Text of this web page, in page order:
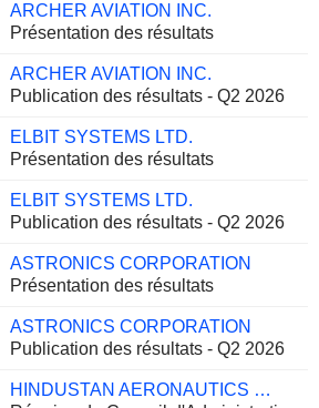
ARCHER AVIATION INC.
Présentation des résultats
ARCHER AVIATION INC.
Publication des résultats - Q2 2026
ELBIT SYSTEMS LTD.
Présentation des résultats
ELBIT SYSTEMS LTD.
Publication des résultats - Q2 2026
ASTRONICS CORPORATION
Présentation des résultats
ASTRONICS CORPORATION
Publication des résultats - Q2 2026
HINDUSTAN AERONAUTICS LIMITED